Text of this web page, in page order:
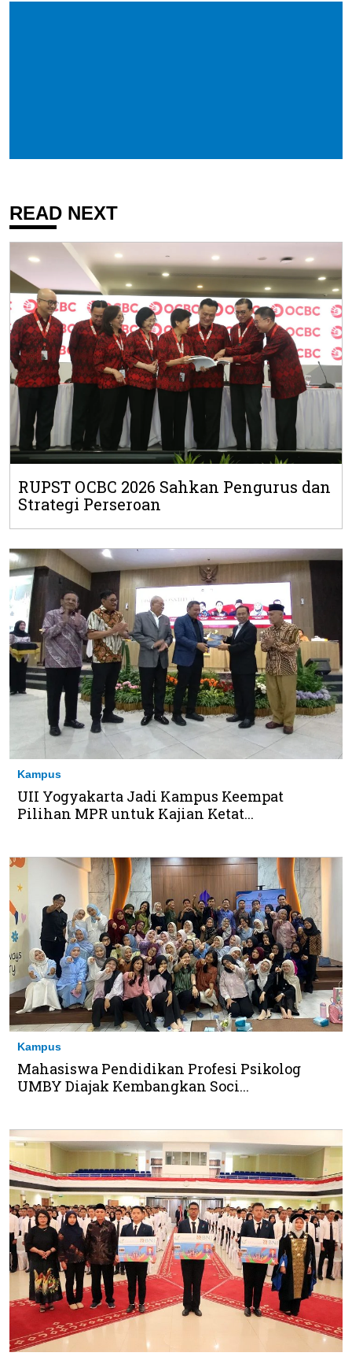
READ NEXT
RUPST OCBC 2026 Sahkan Pengurus dan
Strategi Perseroan
Kampus
UII Yogyakarta Jadi Kampus Keempat
Pilihan MPR untuk Kajian Ketat...
Kampus
Mahasiswa Pendidikan Profesi Psikolog
UMBY Diajak Kembangkan Soci...